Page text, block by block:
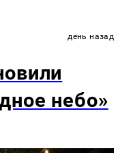
день назад
небо»